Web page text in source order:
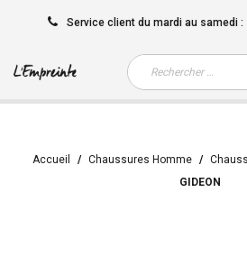
Service client du mardi au samedi :
Accueil Chaussures Homme
GIDEON